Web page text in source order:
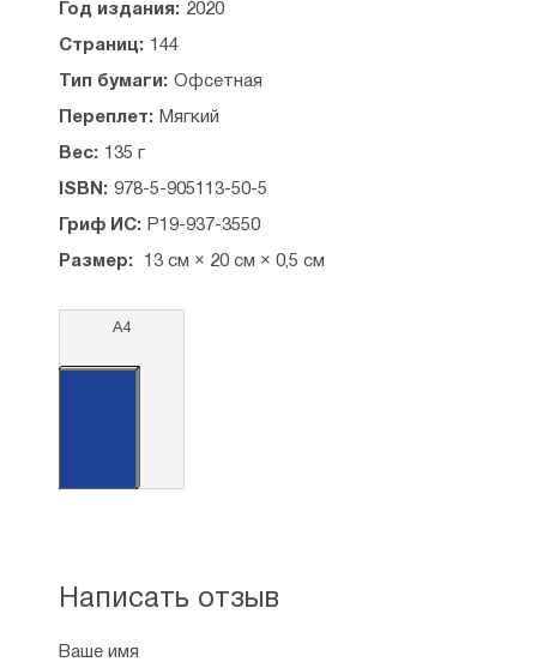
Год издания: 2020
Страниц: 144
Тип бумаги: Офсетная
Переплет: Мягкий
Вес: 135 г
ISBN: 978-5-905113-50-5
Гриф ИС: Р19-937-3550
Размер: 13 см × 20 см × 0,5 см
А4
Написать отзыв
Ваше имя